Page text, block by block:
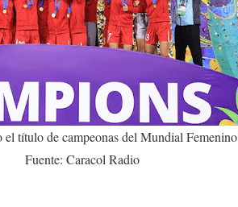
el título de campeonas del Mundial
Fuente: Caracol Radio